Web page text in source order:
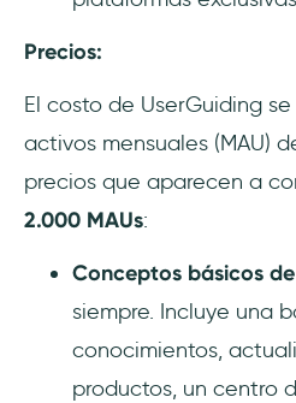
Precios:
El costo de UserGuiding
activos mensuales (MAU)
precios que aparecen a
2.000 MAUs:
Conceptos básicos
siempre. Incluye una
conocimientos,
productos, un centro